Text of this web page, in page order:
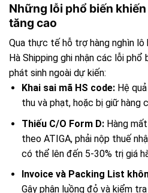
Những lỗi phổ biến
tăng cao
Qua thực tế hỗ trợ hàng nghìn lô
Hà Shipping ghi nhận các lỗi phổ
phát sinh ngoài dự kiến:
Khai sai mã HS code:Hệ quả
thu và phạt, hoặc bị giữ hàng
Thiếu C/O Form D:Hàng
theo ATIGA, phải nộp thuế
có thể lên đến 5-30% trị giá
Invoice và Packing List
Gây phân luồng đỏ và kiểm